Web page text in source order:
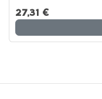
27,31 €